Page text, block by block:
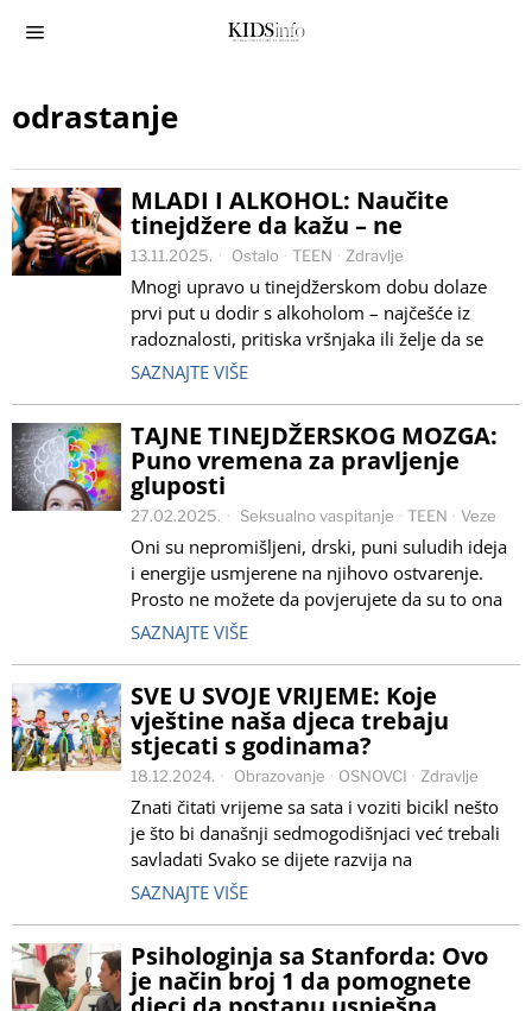
odrastanje
MLADI I ALKOHOL: Naučite
tinejdžere da kažu – ne
13.11.2025. Ostalo · TEEN · Zdravlje
Mnogi upravo u tinejdžerskom dobu dolaze
prvi put u dodir s alkoholom – najčešće iz
radoznalosti, pritiska vršnjaka ili želje da se
SAZNAJTE VIŠE
TAJNE TINEJDŽERSKOG MOZGA:
Puno vremena za pravljenje
gluposti
27.02.2025. Seksualno vaspitanje · TEEN · Veze
Oni su nepromišljeni, drski, puni suludih ideja
i energije usmjerene na njihovo ostvarenje.
Prosto ne možete da povjerujete da su to ona
SAZNAJTE VIŠE
SVE U SVOJE VRIJEME: Koje
vještine naša djeca trebaju
stjecati s godinama?
18.12.2024. Obrazovanje · OSNOVCI · Zdravlje
Znati čitati vrijeme sa sata i voziti bicikl nešto
je što bi današnji sedmogodišnjaci već trebali
savladati Svako se dijete razvija na
SAZNAJTE VIŠE
Psihologinja sa Stanforda: Ovo
je način broj 1 da pomognete